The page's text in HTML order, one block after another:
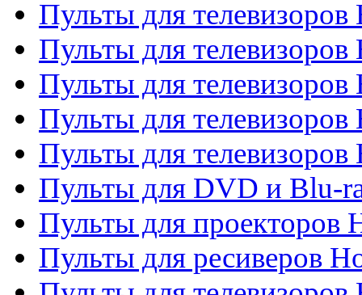
Пульты для телевизоров
Пульты для телевизоров
Пульты для телевизоров
Пульты для телевизоров
Пульты для телевизоров
Пульты для DVD и Blu-
Пульты для проекторов
Пульты для ресиверов